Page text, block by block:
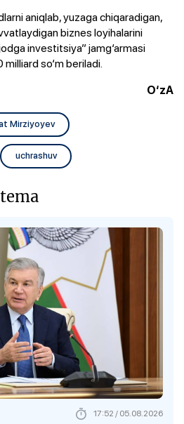
aniqlab, yuzaga chiqaradigan,
biznes loyihalarini
investitsiya” jamg‘armasi
so‘m beriladi.
O‘zA
Mirziyoyev
uchrashuv
17:52 / 05.08.2026